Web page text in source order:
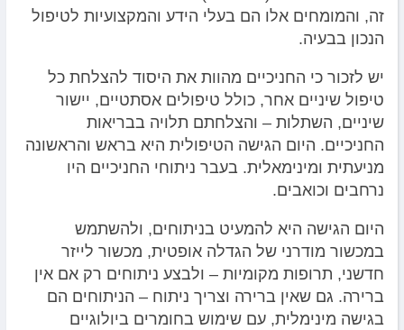
זה, והמומחים אלו הם בעלי הידע והמקצועיות לטיפול
הנכון בבעיה.
יש לזכור כי החניכיים מהוות את היסוד להצלחת כל
טיפול שיניים אחר, כולל טיפולים אסתטיים, יישור
שיניים, השתלות – והצלחתם תלויה בבריאות
החניכיים. היום הגישה הטיפולית היא בראש והראשונה
מניעתית ומינימאלית. בעבר ניתוחי החניכיים היו
נרחבים וכואבים.
היום הגישה היא להמעיט בניתוחים, ולהשתמש
במכשור מודרני של הגדלה אופטית, מכשור לייזר
חדשני, תרופות מקומיות – ולבצע ניתוחים רק אם אין
ברירה. גם שאין ברירה וצריך ניתוח – הניתוחים הם
בגישה מינימלית, עם שימוש בחומרים ביולוגיים